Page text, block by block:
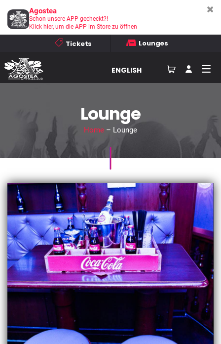
Tickets Lounges
ENGLISH
Lounge
Home– Lounge
Agostea
Schon unsere APP gecheckt?!
Klick hier, um die APP im Store zu öffnen